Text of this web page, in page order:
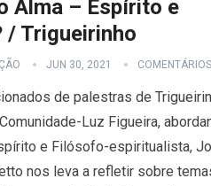
Alma – Espírito e
/ Trigueirinho
JUN 30, 2021 COMENTÁRIOS
de palestras de
Luz Figueira,
e Filósofo-espiritualista,
nos leva a refletir sobre